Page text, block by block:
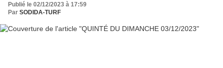
Publié le 02/12/2023 à 17:59
Par SODIDA-TURF